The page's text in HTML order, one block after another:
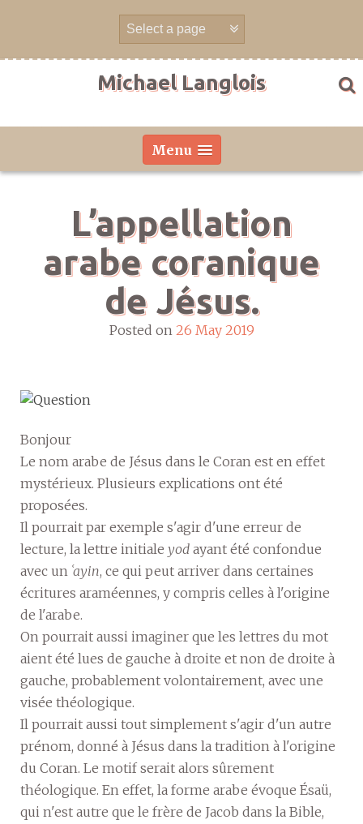
Michael Langlois
Menu
L’appellation
arabe coranique
de Jésus.
Posted on 26 May 2019
Bonjour
Le nom arabe de Jésus dans le Coran est en effet
mystérieux. Plusieurs explications ont été
proposées.
Il pourrait par exemple s'agir d'une erreur de
lecture, la lettre initiale yod ayant été confondue
avec un ʿayin, ce qui peut arriver dans certaines
écritures araméennes, y compris celles à l'origine
de l'arabe.
On pourrait aussi imaginer que les lettres du mot
aient été lues de gauche à droite et non de droite à
gauche, probablement volontairement, avec une
visée théologique.
Il pourrait aussi tout simplement s'agir d'un autre
prénom, donné à Jésus dans la tradition à l'origine
du Coran. Le motif serait alors sûrement
théologique. En effet, la forme arabe évoque Ésaü,
qui n'est autre que le frère de Jacob dans la Bible,